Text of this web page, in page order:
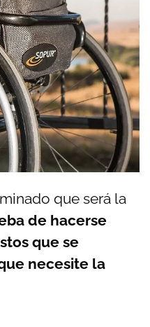
que será la
de hacerse
que se
necesite la